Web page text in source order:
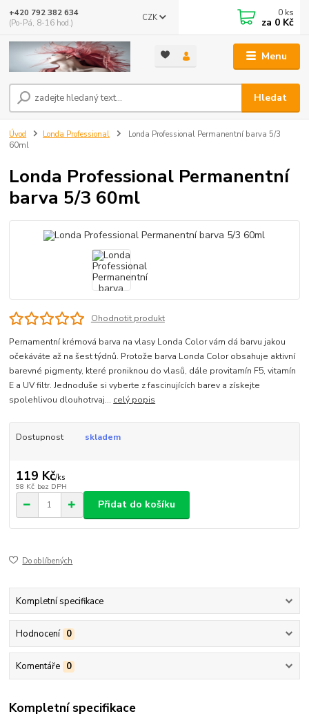
Menu
CZK
Hledat
+420 792 382 634
(Po-Pá, 8-16 hod.)
0 ks
za 0 Kč
Úvod Londa Professional
Londa Professional Permanentní barva 5/3
60ml
Londa Professional Permanentní
barva 5/3 60ml
Ohodnotit produkt
Pernamentní krémová barva na vlasy Londa Color vám dá barvu jakou
očekáváte až na šest týdnů. Protože barva Londa Color obsahuje aktivní
barevné pigmenty, které proniknou do vlasů, dále provitamín F5, vitamín
E a UV filtr. Jednoduše si vyberte z fascinujících barev a získejte
spolehlivou dlouhotrvaj... celý popis
Dostupnost skladem
119 Kč/ks
98 Kč bez DPH
Přidat do košíku
Do oblíbených
Kompletní specifikace
Hodnocení 0
Komentáře 0
Kompletní specifikace